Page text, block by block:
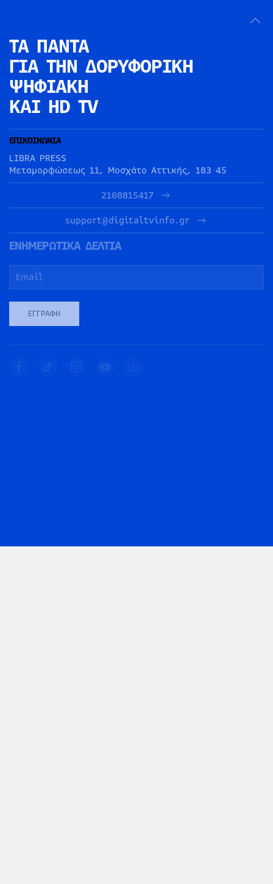
ΤΑ ΠΑΝΤΑ
ΓΙΑ ΤΗΝ ΔΟΡΥΦΟΡΙΚΗ
ΨΗΦΙΑΚΗ
ΚΑΙ HD TV
ΕΠΙΚΟΙΝΩΝΙΑ
LIBRA PRESS
Μεταμορφώσεως 11, Μοσχάτο Αττικής, 183 45
2108815417
support@digitaltvinfo.gr
ΕΝΗΜΕΡΩΤΙΚΑ ΔΕΛΤΙΑ
ΕΓΓΡΑΦΉ